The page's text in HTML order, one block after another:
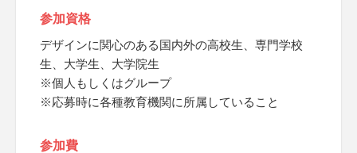
参加資格
デザインに関心のある国内外の高校生、専門学校
生、大学生、大学院生
※個人もしくはグループ
※応募時に各種教育機関に所属していること
参加費